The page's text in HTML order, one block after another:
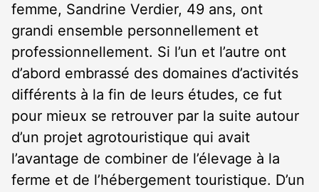
femme, Sandrine Verdier, 49 ans, ont
grandi ensemble personnellement et
professionnellement. Si l’un et l’autre ont
d’abord embrassé des domaines d’activités
différents à la fin de leurs études, ce fut
pour mieux se retrouver par la suite autour
d’un projet agrotouristique qui avait
l’avantage de combiner de l’élevage à la
ferme et de l’hébergement touristique. D’un